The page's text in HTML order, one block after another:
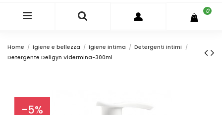
0
Home Igiene e bellezza Igiene intima
Detergenti intimi
Detergente Deligyn Vidermina-300ml
-5%